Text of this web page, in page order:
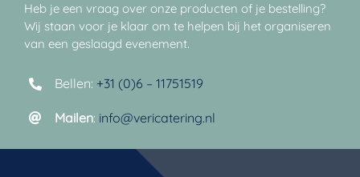
Heb je een vraag over onze producten of je bestelling?
Wij staan voor je klaar om te helpen bij het organiseren
van een geslaagd evenement.
Bellen: +31 (0)6 – 11751519
Mailen: info@vericatering.nl